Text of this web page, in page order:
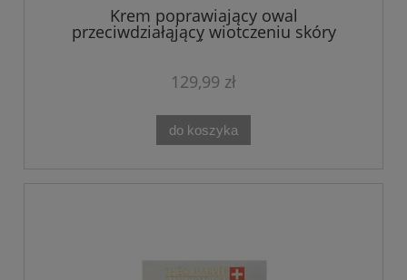
Krem poprawiający owal
przeciwdziałąjący wiotczeniu skóry
liftingujący GRAVITÉ 50ML Theo Marvee
129,99 zł
do koszyka